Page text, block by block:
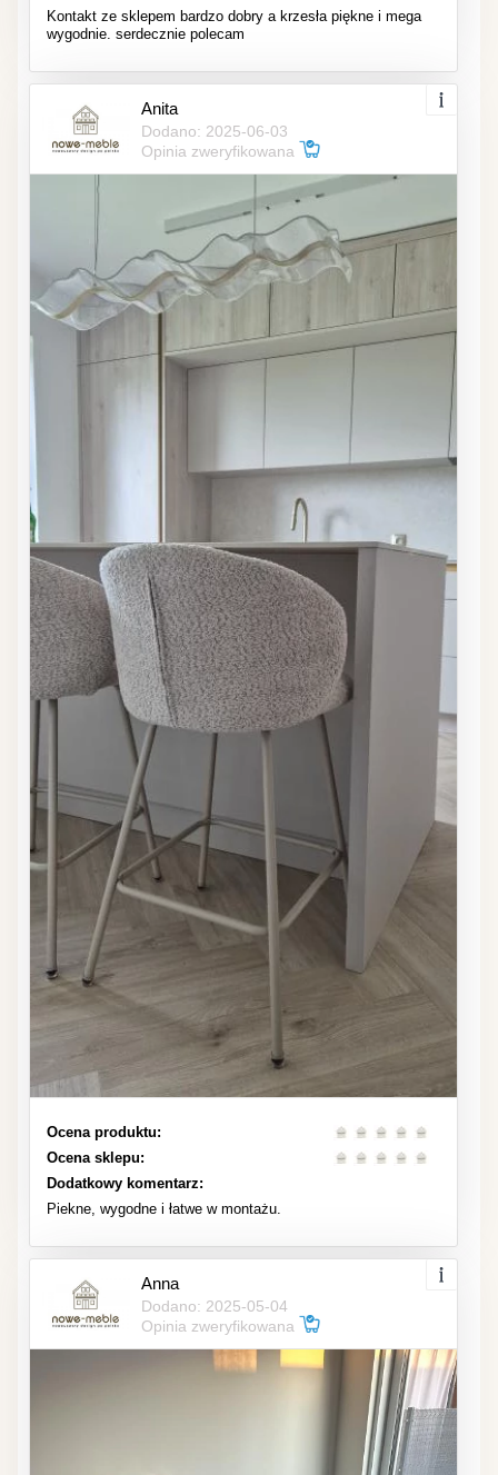
Kontakt ze sklepem bardzo dobry a krzesła piękne i mega
wygodnie. serdecznie polecam
Anita
Dodano: 2025-06-03
Opinia zweryfikowana
Ocena produktu:
Ocena sklepu:
Dodatkowy komentarz:
Piekne, wygodne i łatwe w montażu.
Anna
Dodano: 2025-05-04
Opinia zweryfikowana